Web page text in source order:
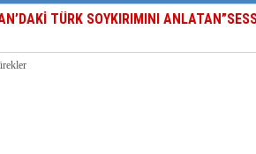
TÜRK SOYKIRIMINI